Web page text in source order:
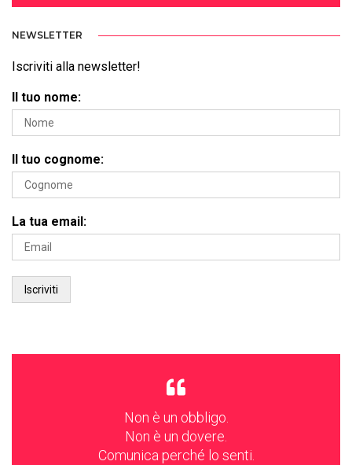
NEWSLETTER
Iscriviti alla newsletter!
Il tuo nome:
Il tuo cognome:
La tua email:
Non è un obbligo.
Non è un dovere.
Comunica perché lo senti.